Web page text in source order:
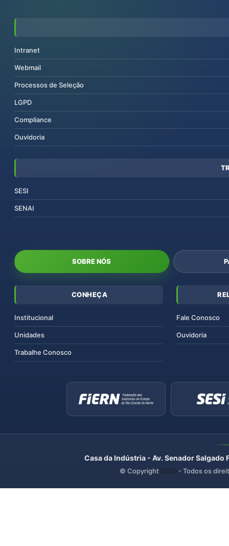
Intranet
Webmail
Processos de Seleção
LGPD
Compliance
Ouvidoria
SESI
SENAI
SOBRE NÓS
CONHEÇA
Institucional
Unidades
Trabalhe Conosco
Fale Conosco
Ouvidoria
Casa da Indústria - Av. Senador
© Copyright 2026 - Todos os